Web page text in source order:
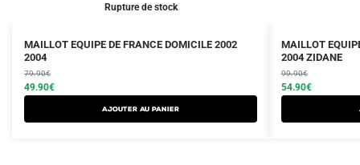
Rupture de stock
MAILLOT EQUIPE DE FRANCE DOMICILE 2002
2004
79.90€
Le
prix
initial
était :
49.90€
Le
prix
actuel
est :
AJOUTER AU PANIER
Ce
produit
a
plusieurs
variations.
MAILLOT
2004 ZIDANE
99.90€
Le
prix
initial
était :
54.90€
Le
prix
actuel
est :
Ce
produit
a
plusieurs
variations.